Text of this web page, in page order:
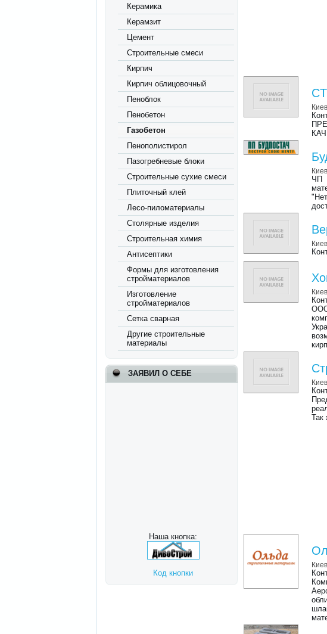
Керамика
Керамзит
Цемент
Строительные смеси
Кирпич
Кирпич облицовочный
Пеноблок
Пенобетон
Газобетон
Пенополистирол
Пазогребневые блоки
Строительные сухие смеси
Плиточный клей
Лесо-пиломатериалы
Столярные изделия
Строительная химия
Антисептики
Формы для изготовления
стройматериалов
Изготовление
стройматериалов
Сетка сварная
Другие строительные
материалы
ЗАЯВИЛ О СЕБЕ
Наша кнопка:
Код кнопки
ЧП
Так